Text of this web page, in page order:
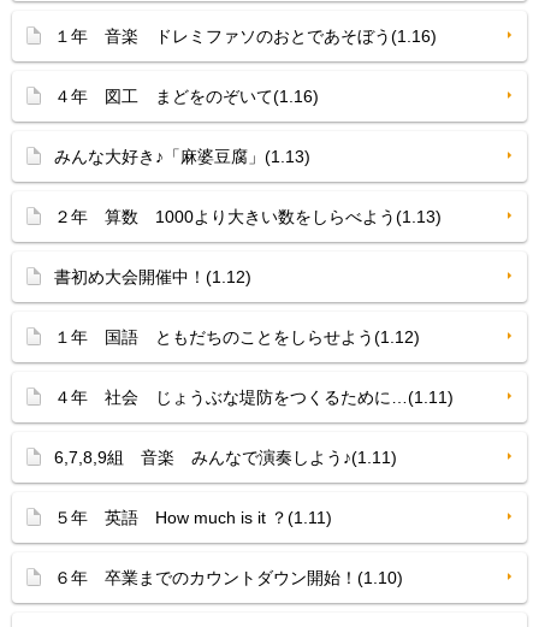
１年 音楽 ドレミファソのおとであそぼう(1.16)
４年 図工 まどをのぞいて(1.16)
みんな大好き♪「麻婆豆腐」(1.13)
２年 算数 1000より大きい数をしらべよう(1.13)
書初め大会開催中！(1.12)
１年 国語 ともだちのことをしらせよう(1.12)
４年 社会 じょうぶな堤防をつくるために…(1.11)
6,7,8,9組 音楽 みんなで演奏しよう♪(1.11)
５年 英語 How much is it ？(1.11)
６年 卒業までのカウントダウン開始！(1.10)